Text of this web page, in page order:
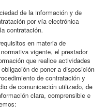
de la información y de
por vía electrónica
contratación.
en materia de
vigente, el prestador
que realice actividades
de poner a disposición
de contratación y
de comunicación utilizado, de
clara, comprensible e